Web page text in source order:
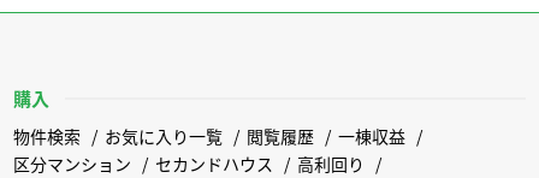
購入
物件検索 お気に入り一覧 閲覧履歴
一棟収益
区分マンション
セカンドハウス
高利回り